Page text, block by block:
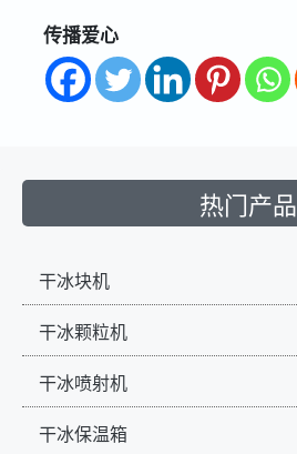
传播爱心
热门产品
干冰块机
干冰颗粒机
干冰喷射机
干冰保温箱